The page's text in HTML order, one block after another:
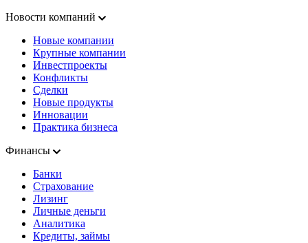
Новости компаний
Новые компании
Крупные компании
Инвестпроекты
Конфликты
Сделки
Новые продукты
Инновации
Практика бизнеса
Финансы
Банки
Страхование
Лизинг
Личные деньги
Аналитика
Кредиты, займы